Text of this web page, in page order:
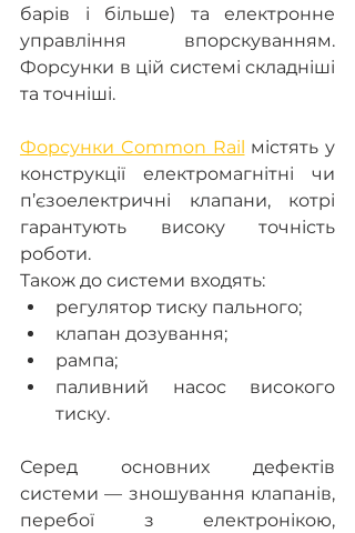
барів і більше) та електронне
управління впорскуванням.
Форсунки в цій системі складніші
та точніші.
Форсунки Common Rail містять у
конструкції електромагнітні чи
п’єзоелектричні клапани, котрі
гарантують високу точність
роботи.
Також до системи входять:
регулятор тиску пального;
клапан дозування;
рампа;
паливний насос високого
тиску.
Серед основних дефектів
системи — зношування клапанів,
перебої з електронікою,